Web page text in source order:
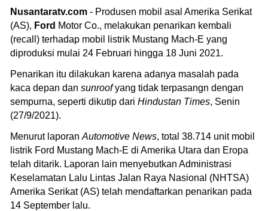
Nusantaratv.com - Produsen mobil asal Amerika Serikat
(AS), Ford Motor Co., melakukan penarikan kembali
(recall) terhadap mobil listrik Mustang Mach-E yang
diproduksi mulai 24 Februari hingga 18 Juni 2021.
Penarikan itu dilakukan karena adanya masalah pada
kaca depan dan sunroofyang tidak terpasangn dengan
sempurna, seperti dikutip dari Hindustan Times, Senin
(27/9/2021).
Menurut laporan Automotive News, total 38.714 unit mobil
listrik Ford Mustang Mach-E di Amerika Utara dan Eropa
telah ditarik. Laporan lain menyebutkan Administrasi
Keselamatan Lalu Lintas Jalan Raya Nasional (NHTSA)
Amerika Serikat (AS) telah mendaftarkan penarikan pada
14 September lalu.